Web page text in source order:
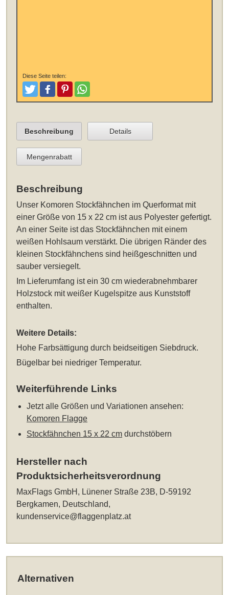
Diese Seite teilen:
TweetenPostenPinterestTeilen
Beschreibung Details
Mengenrabatt
Beschreibung
Unser Komoren Stockfähnchen im Querformat mit
einer Größe von 15 x 22 cm ist aus Polyester gefertigt.
An einer Seite ist das Stockfähnchen mit einem
weißen Hohlsaum verstärkt. Die übrigen Ränder des
kleinen Stockfähnchens sind heißgeschnitten und
sauber versiegelt.
Im Lieferumfang ist ein 30 cm wiederabnehmbarer
Holzstock mit weißer Kugelspitze aus Kunststoff
enthalten.
Weitere Details:
Hohe Farbsättigung durch beidseitigen Siebdruck.
Bügelbar bei niedriger Temperatur.
Weiterführende Links
Jetzt alle Größen und Variationen ansehen:
Komoren Flagge
Stockfähnchen 15 x 22 cm durchstöbern
Hersteller nach
Produktsicherheitsverordnung
MaxFlags GmbH, Lünener Straße 23B, D-59192
Bergkamen, Deutschland,
kundenservice@flaggenplatz.at
Alternativen